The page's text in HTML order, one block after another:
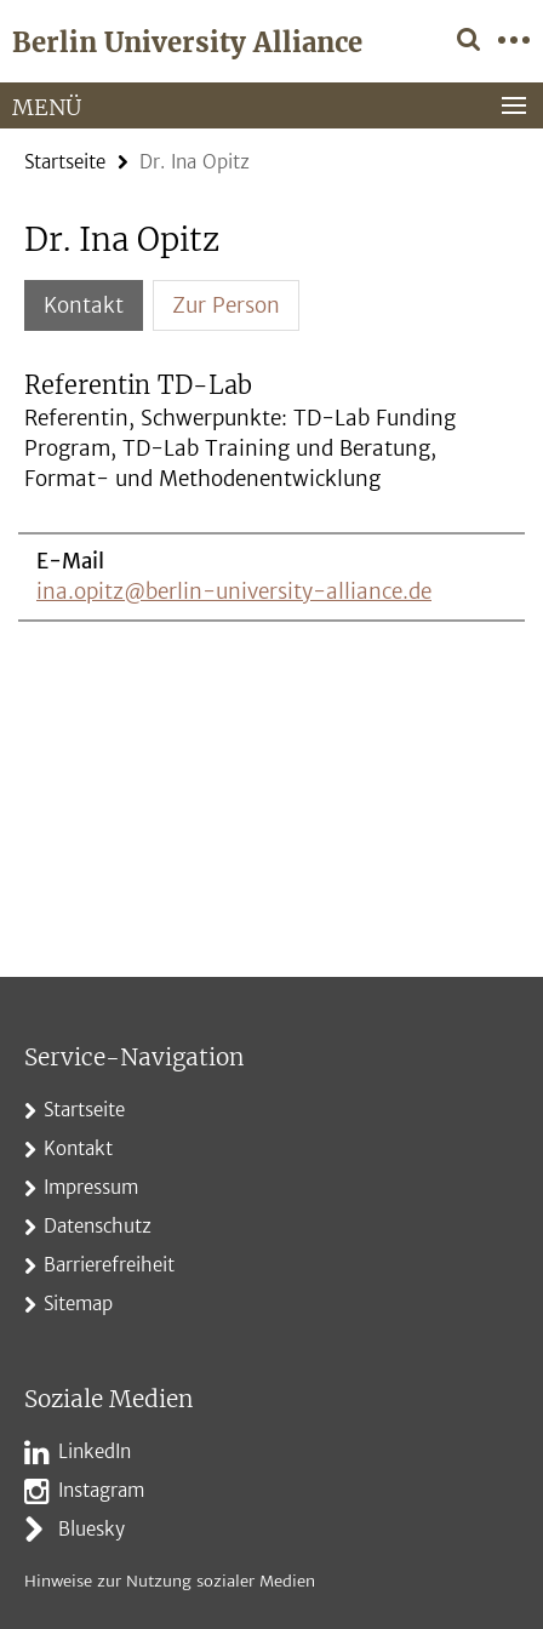
direkt
Inhalt
Berlin University Alliance
Service-
Navigation
MENÜ
Startseite Dr. Ina Opitz
Dr. Ina Opitz
Kontakt Zur Person
Referentin TD-Lab
Referentin, Schwerpunkte: TD-Lab Funding
Program, TD-Lab Training und Beratung,
Format- und Methodenentwicklung
E-Mail
ina.opitz@berlin-university-alliance.de
Service-Navigation
Startseite
Kontakt
Impressum
Datenschutz
Barrierefreiheit
Sitemap
Soziale Medien
LinkedIn
Instagram
Bluesky
Hinweise zur Nutzung sozialer Medien